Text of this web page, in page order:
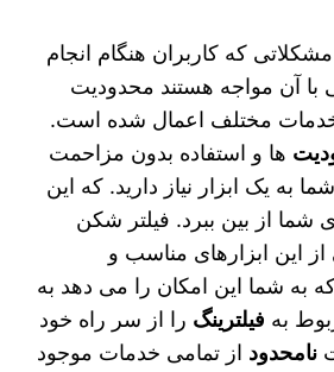
که کاربران هنگام انجام
با آن مواجه هستند محدودیت‌‌
مختلف اعمال شده است.
ها و استفاده بدون مزاحمت
به یک ابزار نیاز دارید. که این
شما از بین ببرد. فیلتر شکن
به شما این امکان را می‌ دهد به
به فیلترینگ را از سر راه خود
نامحدود از تمامی خدمات موجود